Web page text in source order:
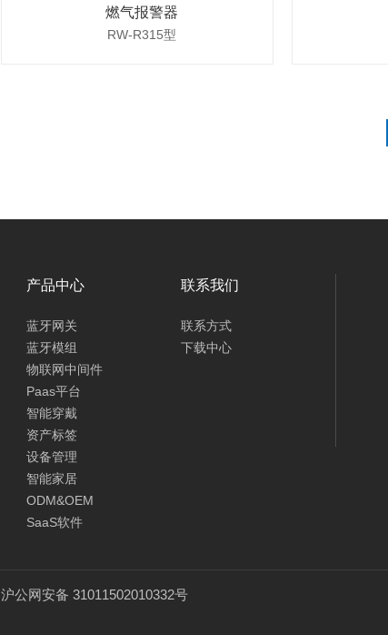
燃气报警器
RW-R315型
产品中心
蓝牙网关
蓝牙模组
物联网中间件
Paas平台
智能穿戴
资产标签
设备管理
智能家居
ODM&OEM
SaaS软件
联系我们
联系方式
下载中心
沪公网安备 31011502010332号